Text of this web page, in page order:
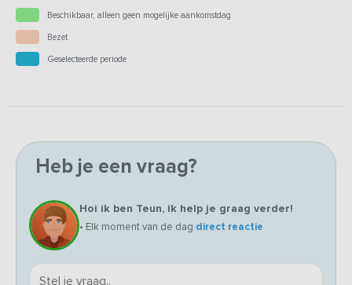
Beschikbaar, alleen geen mogelijke aankomstdag
Bezet
Geselecteerde periode
Heb je een vraag?
Hoi ik ben Teun, ik help je graag verder!
• Elk moment van de dag direct reactie